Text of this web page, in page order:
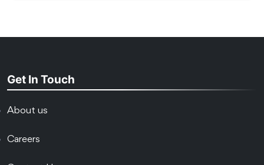
Get In Touch
About us
Careers